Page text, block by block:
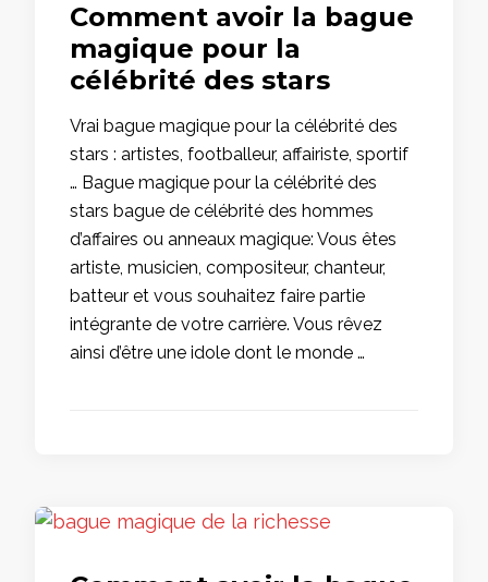
Comment avoir la bague
magique pour la
célébrité des stars
Vrai bague magique pour la célébrité des
stars : artistes, footballeur, affairiste, sportif
… Bague magique pour la célébrité des
stars bague de célébrité des hommes
d’affaires ou anneaux magique: Vous êtes
artiste, musicien, compositeur, chanteur,
batteur et vous souhaitez faire partie
intégrante de votre carrière. Vous rêvez
ainsi d’être une idole dont le monde …